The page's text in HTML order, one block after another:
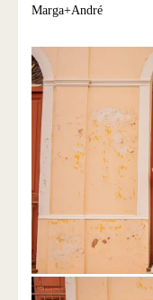
Marga+André